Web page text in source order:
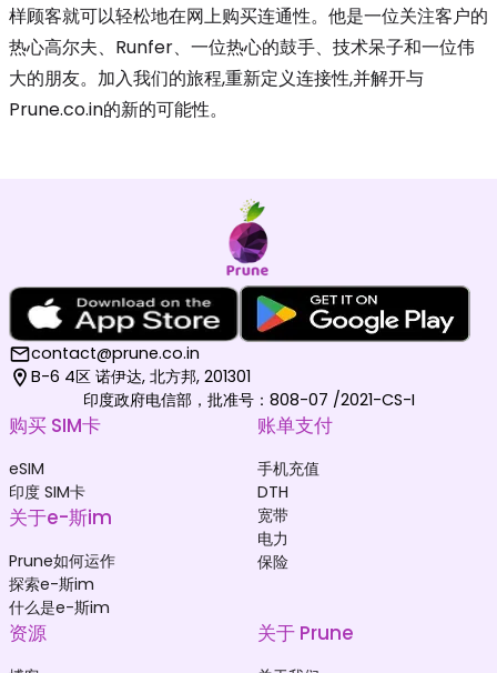
样顾客就可以轻松地在网上购买连通性。他是一位关注客户的
热心高尔夫、Runfer、一位热心的鼓手、技术呆子和一位伟
大的朋友。加入我们的旅程,重新定义连接性,并解开与
Prune.co.in的新的可能性。
contact@prune.co.in
B-6 4区 诺伊达, 北方邦, 201301
印度政府电信部，批准号：808-07 /2021-CS-I
购买 SIM卡
eSIM
印度 SIM卡
关于e-斯im
Prune如何运作
探索e-斯im
什么是e-斯im
账单支付
手机充值
DTH
宽带
电力
保险
资源 关于 Prune